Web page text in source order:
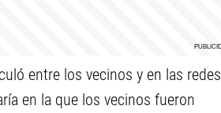
entre los vecinos y en las redes
en la que los vecinos fueron